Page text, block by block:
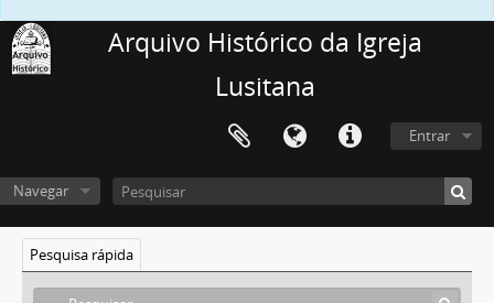
Arquivo Histórico da Igreja
Lusitana
Entrar
Navegar
Pesquisa rápida